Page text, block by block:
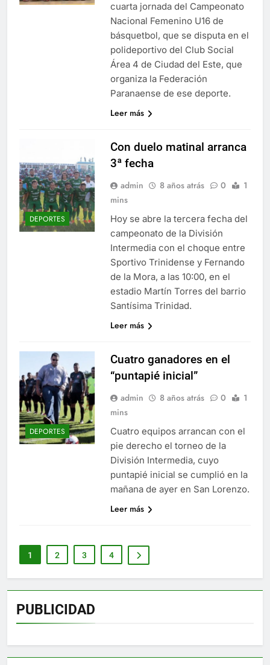
cuarta jornada del Campeonato
Nacional Femenino U16 de
básquetbol, que se disputa en el
polideportivo del Club Social
Área 4 de Ciudad del Este, que
organiza la Federación
Paranaense de ese deporte.
Leer más
DEPORTES
Con duelo matinal arranca
3ª fecha
admin 8 años atrás 0
1
mins
Hoy se abre la tercera fecha del
campeonato de la División
Intermedia con el choque entre
Sportivo Trinidense y Fernando
de la Mora, a las 10:00, en el
estadio Martín Torres del barrio
Santísima Trinidad.
Leer más
DEPORTES
Cuatro ganadores en el
“puntapié inicial”
admin 8 años atrás 0
1
mins
Cuatro equipos arrancan con el
pie derecho el torneo de la
División Intermedia, cuyo
puntapié inicial se cumplió en la
mañana de ayer en San Lorenzo.
Leer más
1 2 3 4
PUBLICIDAD